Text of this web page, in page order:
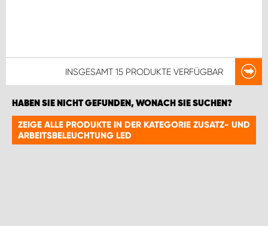
INSGESAMT 15 PRODUKTE VERFÜGBAR
HABEN SIE NICHT GEFUNDEN, WONACH SIE SUCHEN?
ZEIGE ALLE PRODUKTE IN DER KATEGORIE ZUSATZ- UND
ARBEITSBELEUCHTUNG LED